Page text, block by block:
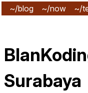
~/blog ~/now ~/
Surabaya